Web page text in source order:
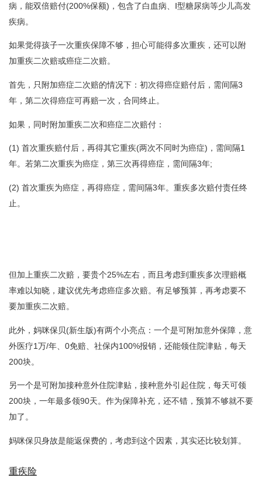
病，能双倍赔付(200%保额)，包含了白血病、Ⅰ型糖尿病等少儿高发
疾病。
如果觉得孩子一次重疾保障不够，担心可能得多次重疾，还可以附
加重疾二次赔或癌症二次赔。
首先，只附加癌症二次赔的情况下：初次得癌症赔付后，需间隔3
年，第二次得癌症可再赔一次，合同终止。
如果，同时附加重疾二次和癌症二次赔付：
(1) 首次重疾赔付后，再得其它重疾(两次不同时为癌症)，需间隔1
年。若第二次重疾为癌症，第三次再得癌症，需间隔3年;
(2) 首次重疾为癌症，再得癌症，需间隔3年。重疾多次赔付责任终
止。
但加上重疾二次赔，要贵个25%左右，而且考虑到重疾多次理赔概
率难以知晓，建议优先考虑癌症多次赔。有足够预算，再考虑要不
要加重疾二次赔。
此外，妈咪保贝(新生版)有两个小亮点：一个是可附加意外保障，意
外医疗1万/年、0免赔、社保内100%报销，还能领住院津贴，每天
200块。
另一个是可附加接种意外住院津贴，接种意外引起住院，每天可领
200块，一年最多领90天。作为保障补充，还不错，预算不够就不要
加了。
妈咪保贝身故是能返保费的，考虑到这个因素，其实还比较划算。
重疾险